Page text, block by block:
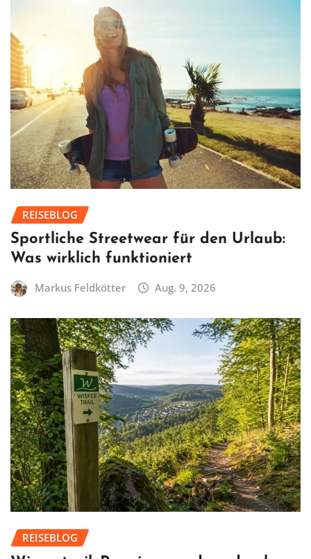
REISEBLOG
Sportliche Streetwear für den Urlaub:
Was wirklich funktioniert
Markus Feldkötter Aug. 9, 2026
REISEBLOG